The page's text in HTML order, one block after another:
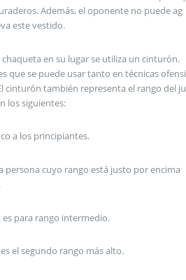
Además, el oponente no puede ag
este vestido.
en su lugar se utiliza un cinturón.
que se puede usar tanto en técnicas ofensi
cinturón también representa el rango del ju
los siguientes:
a los principiantes.
persona cuyo rango está justo por encima
para rango intermedio.
el segundo rango más alto.